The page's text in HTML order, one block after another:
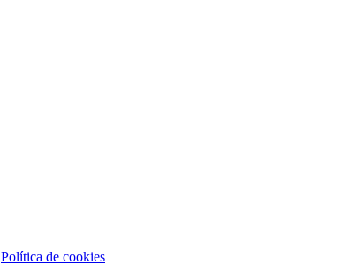
Política de cookies